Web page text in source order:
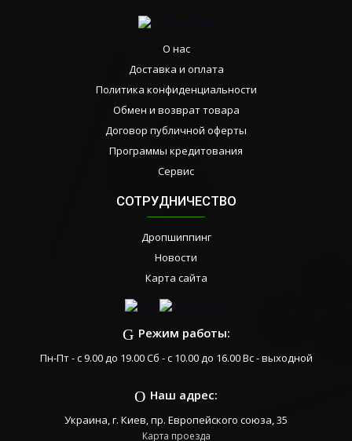
О нас
Доставка и оплата
Политика конфиденциальности
Обмен и возврат товара
Договор публичной оферты
Программы кредитования
Сервис
СОТРУДНИЧЕСТВО
Дропшиппинг
Новости
Карта сайта
Режим работы:
Пн-Пт - с 9.00 до 19.00 Сб - с 10.00 до 16.00 Вс - выходной
Наш адрес:
Украина, г. Киев, пр. Европейского союза, 35
Карта проезда